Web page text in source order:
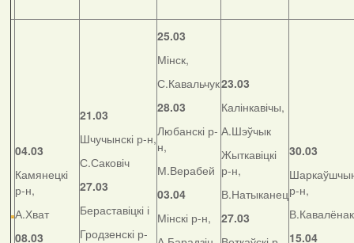
04.03
Камянецкі
р-н,
А.Хват
08.03
21.03
Шчучынскі р-н,
С.Саковіч
27.03
Бераставіцкі і
Гродзенскі р-
25.03
Мінск,
С.Кавальчук
28.03
Любанскі р-
н,
М.Верабей
03.04
Мінскі р-н,
23.03
Калінкавічы,
А.Шэўчык
Жыткавіцкі
р-н,
В.Натыканец
27.03
30.03
р-н,
В.Кавалёнак
15.04